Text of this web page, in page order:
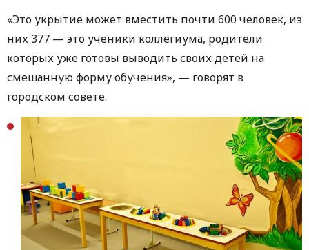
«Это укрытие может вместить почти 600 человек, из
них 377 — это ученики коллегиума, родители
которых уже готовы выводить своих детей на
смешанную форму обучения», — говорят в
городском совете.